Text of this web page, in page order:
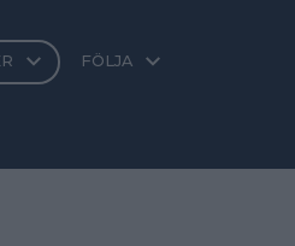
FÖLJA